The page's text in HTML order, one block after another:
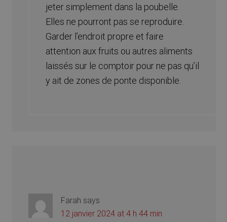
jeter simplement dans la poubelle.
Elles ne pourront pas se reproduire.
Garder l’endroit propre et faire
attention aux fruits ou autres aliments
laissés sur le comptoir pour ne pas qu’il
y ait de zones de ponte disponible.
Farah says
12 janvier 2024 at 4 h 44 min